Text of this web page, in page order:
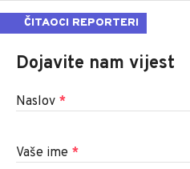
ČITAOCI REPORTERI
Dojavite nam vijest
Naslov *
Vaše ime *